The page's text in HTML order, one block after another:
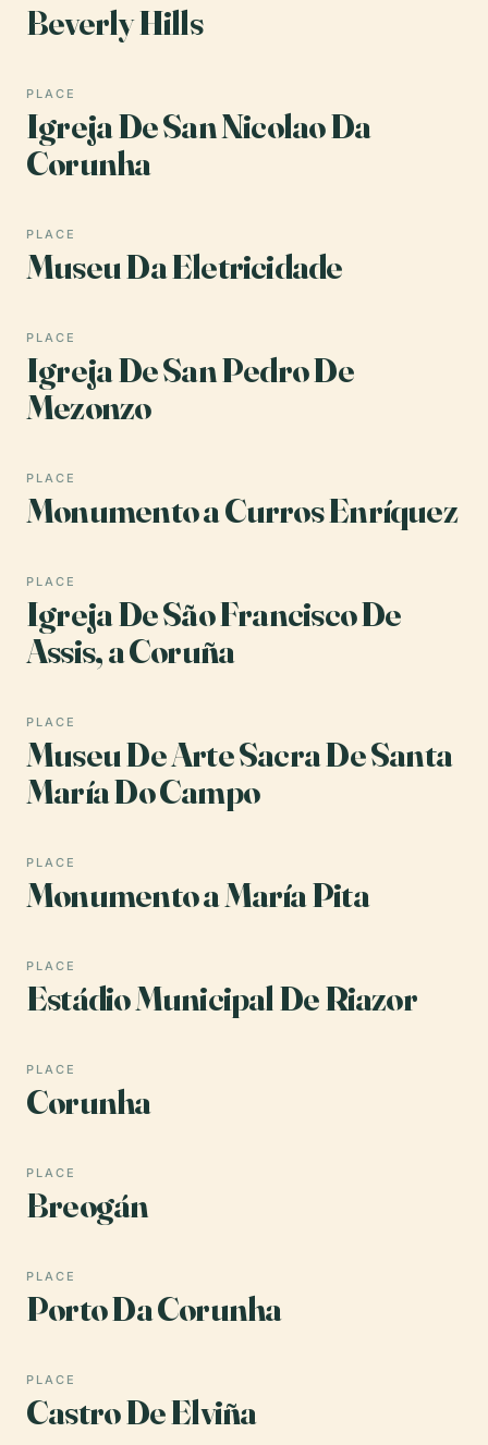
Beverly Hills
PLACE
Igreja De San Nicolao Da
Corunha
PLACE
Museu Da Eletricidade
PLACE
Igreja De San Pedro De
Mezonzo
PLACE
Monumento a Curros Enríquez
PLACE
Igreja De São Francisco De
Assis, a Coruña
PLACE
Museu De Arte Sacra De Santa
María Do Campo
PLACE
Monumento a María Pita
PLACE
Estádio Municipal De Riazor
PLACE
Corunha
PLACE
Breogán
PLACE
Porto Da Corunha
PLACE
Castro De Elviña